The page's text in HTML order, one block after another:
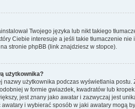
Twojego języka lub nikt takiego
Ciebie interesuje a jeśli takie tłumaczenie
stronie phpBB (link znajdziesz w stopce).
użytkownika?
użytkownika podczas wyświetlania
w formie gwiazdek, kwadratów lub
jest znany jako awatar i zazwyczaj jest
i wybierać sposób w jaki awatary mogą